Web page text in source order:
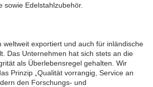
sowie Edelstahlzubehör.
weltweit exportiert und auch für inländische
Das Unternehmen hat sich stets an die
als Überlebensregel gehalten. Wir
Prinzip „Qualität vorrangig, Service an
den Forschungs- und